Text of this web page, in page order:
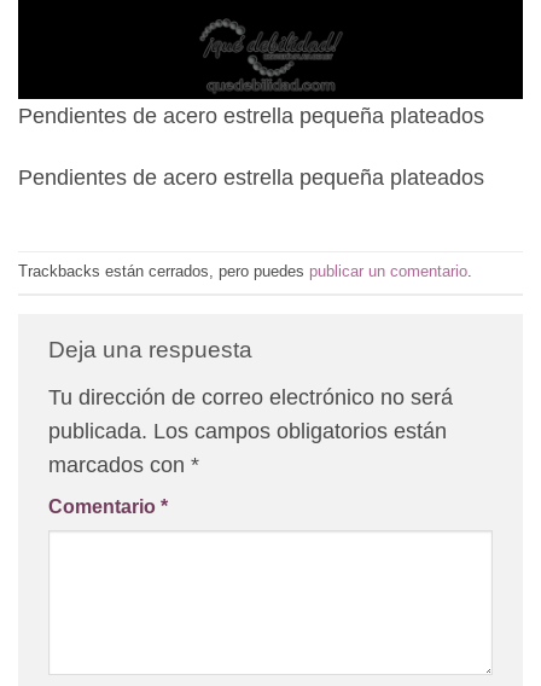
Pendientes de acero estrella pequeña plateados
Pendientes de acero estrella pequeña plateados
Trackbacks están cerrados, pero puedes publicar un comentario.
Deja una respuesta
Tu dirección de correo electrónico no será
publicada. Los campos obligatorios están
marcados con *
Comentario *